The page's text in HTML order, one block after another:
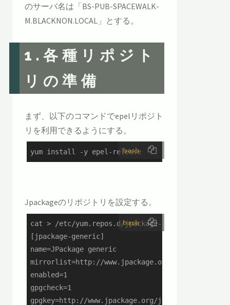
のサーバ名は「BS-PUB-SPACEWALK-
M.BLACKNON.LOCAL」とする。
1.各種リポジト
リの準備
まず、以下のコマンドでepelリポジト
リを利用できるようにする。
bash
yum install -y epel-release
Jpackageのリポジトリを設定する。
bash
cat > /etc/yum.repos.d/jpackage-generic.repo <<
[jpackage-generic]
name=JPackage generic
mirrorlist=http://www.jpackage.org/
enabled=1
gpgcheck=1
gpgkey=http://www.jpackage.org/jpackage.asc